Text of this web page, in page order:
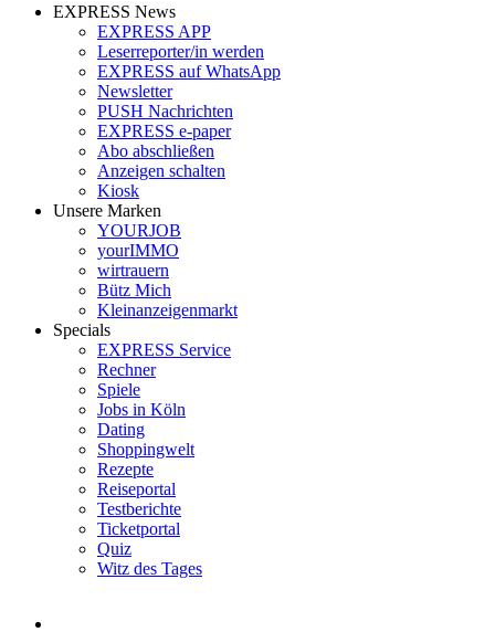
EXPRESS News
EXPRESS APP
Leserreporter/in werden
EXPRESS auf WhatsApp
Newsletter
PUSH Nachrichten
EXPRESS e-paper
Abo abschließen
Anzeigen schalten
Kiosk
Unsere Marken
YOURJOB
yourIMMO
wirtrauern
Bütz Mich
Kleinanzeigenmarkt
Specials
EXPRESS Service
Rechner
Spiele
Jobs in Köln
Dating
Shoppingwelt
Rezepte
Reiseportal
Testberichte
Ticketportal
Quiz
Witz des Tages